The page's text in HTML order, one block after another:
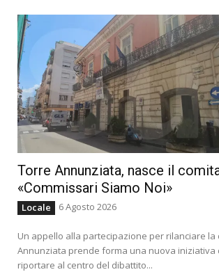
Torre Annunziata, nasce il
«Commissari Siamo Noi»
Locale 6 Agosto 2026
Un appello alla partecipazione per rilanciare la
Annunziata prende forma una nuova iniziativa
riportare al centro del dibattito...